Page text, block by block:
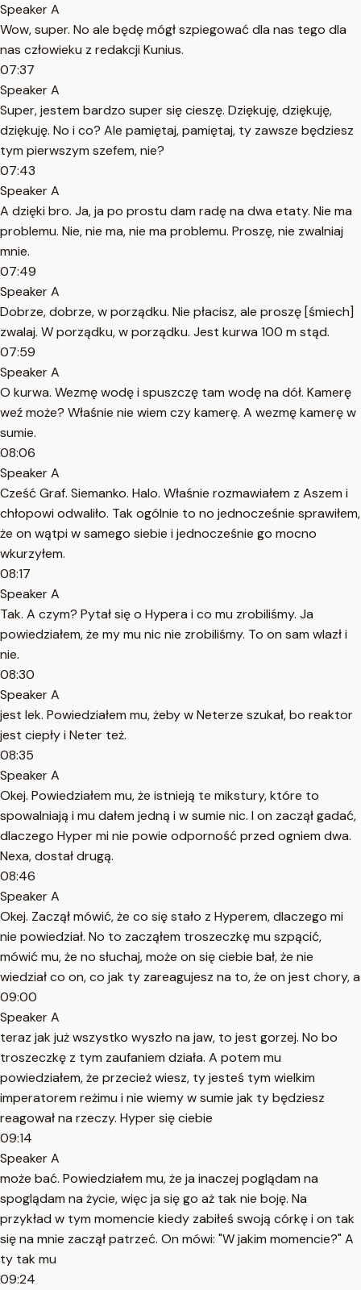
Speaker A
Wow, super. No ale będę mógł szpiegować dla nas tego dla
nas człowieku z redakcji Kunius.
07:37
Speaker A
Super, jestem bardzo super się cieszę. Dziękuję, dziękuję,
dziękuję. No i co? Ale pamiętaj, pamiętaj, ty zawsze będziesz
tym pierwszym szefem, nie?
07:43
Speaker A
A dzięki bro. Ja, ja po prostu dam radę na dwa etaty. Nie ma
problemu. Nie, nie ma, nie ma problemu. Proszę, nie zwalniaj
mnie.
07:49
Speaker A
Dobrze, dobrze, w porządku. Nie płacisz, ale proszę [śmiech]
zwalaj. W porządku, w porządku. Jest kurwa 100 m stąd.
07:59
Speaker A
O kurwa. Wezmę wodę i spuszczę tam wodę na dół. Kamerę
weź może? Właśnie nie wiem czy kamerę. A wezmę kamerę w
sumie.
08:06
Speaker A
Cześć Graf. Siemanko. Halo. Właśnie rozmawiałem z Aszem i
chłopowi odwaliło. Tak ogólnie to no jednocześnie sprawiłem,
że on wątpi w samego siebie i jednocześnie go mocno
wkurzyłem.
08:17
Speaker A
Tak. A czym? Pytał się o Hypera i co mu zrobiliśmy. Ja
powiedziałem, że my mu nic nie zrobiliśmy. To on sam wlazł i
nie.
08:30
Speaker A
jest lek. Powiedziałem mu, żeby w Neterze szukał, bo reaktor
jest ciepły i Neter też.
08:35
Speaker A
Okej. Powiedziałem mu, że istnieją te mikstury, które to
spowalniają i mu dałem jedną i w sumie nic. I on zaczął gadać,
dlaczego Hyper mi nie powie odporność przed ogniem dwa.
Nexa, dostał drugą.
08:46
Speaker A
Okej. Zaczął mówić, że co się stało z Hyperem, dlaczego mi
nie powiedział. No to zacząłem troszeczkę mu szpącić,
mówić mu, że no słuchaj, może on się ciebie bał, że nie
wiedział co on, co jak ty zareagujesz na to, że on jest chory, a
09:00
Speaker A
teraz jak już wszystko wyszło na jaw, to jest gorzej. No bo
troszeczkę z tym zaufaniem działa. A potem mu
powiedziałem, że przecież wiesz, ty jesteś tym wielkim
imperatorem reżimu i nie wiemy w sumie jak ty będziesz
reagował na rzeczy. Hyper się ciebie
09:14
Speaker A
może bać. Powiedziałem mu, że ja inaczej poglądam na
spoglądam na życie, więc ja się go aż tak nie boję. Na
przykład w tym momencie kiedy zabiłeś swoją córkę i on tak
się na mnie zaczął patrzeć. On mówi: "W jakim momencie?" A
ty tak mu
09:24